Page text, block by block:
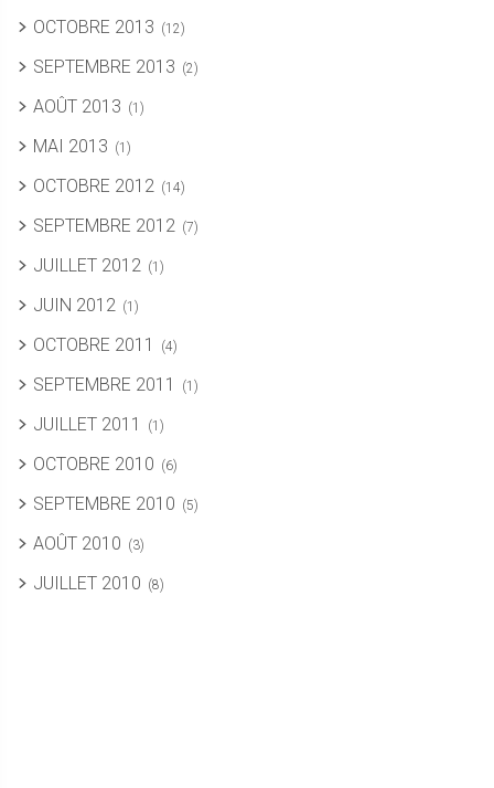
OCTOBRE 2013 (12)
SEPTEMBRE 2013 (2)
AOÛT 2013 (1)
MAI 2013 (1)
OCTOBRE 2012 (14)
SEPTEMBRE 2012 (7)
JUILLET 2012 (1)
JUIN 2012 (1)
OCTOBRE 2011 (4)
SEPTEMBRE 2011 (1)
JUILLET 2011 (1)
OCTOBRE 2010 (6)
SEPTEMBRE 2010 (5)
AOÛT 2010 (3)
JUILLET 2010 (8)